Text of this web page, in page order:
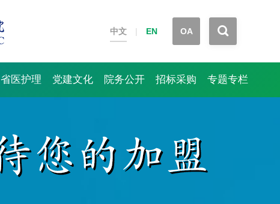


OA
中文 | EN
省医护理 党建文化 院务公开 招标采购 专题专栏